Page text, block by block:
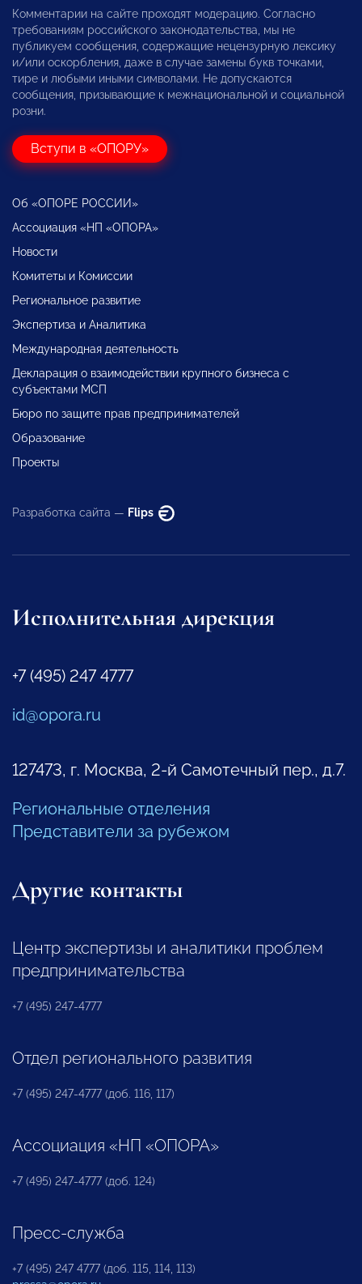
Комментарии на сайте проходят модерацию. Согласно
требованиям российского законодательства, мы не
публикуем сообщения, содержащие нецензурную лексику
и/или оскорбления, даже в случае замены букв точками,
тире и любыми иными символами. Не допускаются
сообщения, призывающие к межнациональной и социальной
розни.
Вступи в «ОПОРУ»
Об «ОПОРЕ РОССИИ»
Ассоциация «НП «ОПОРА»
Новости
Комитеты и Комиссии
Региональное развитие
Экспертиза и Аналитика
Международная деятельность
Декларация о взаимодействии крупного бизнеса с
субъектами МСП
Бюро по защите прав предпринимателей
Образование
Проекты
Разработка сайта — Flips
Исполнительная дирекция
+7 (495) 247 4777
id@opora.ru
127473, г. Москва, 2-й Самотечный пер., д.7.
Региональные отделения
Представители за рубежом
Другие контакты
Центр экспертизы и аналитики проблем
предпринимательства
+7 (495) 247-4777
Отдел регионального развития
+7 (495) 247-4777 (доб. 116, 117)
Ассоциация «НП «ОПОРА»
+7 (495) 247-4777 (доб. 124)
Пресс-служба
+7 (495) 247 4777 (доб. 115, 114, 113)